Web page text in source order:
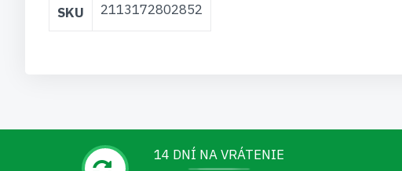
informácií
SKU 2113172802852
14 DNÍ NA VRÁTENIE